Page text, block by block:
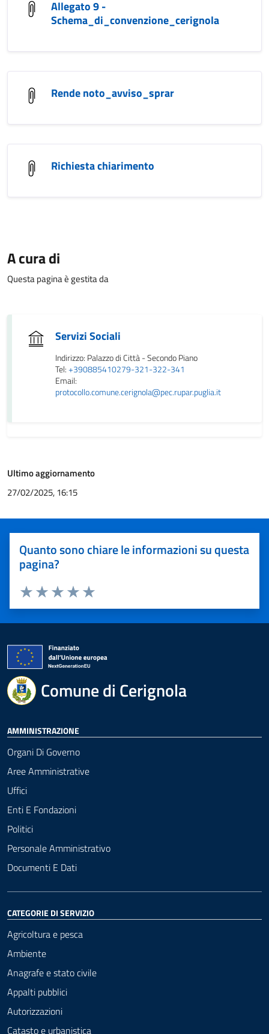
Allegato 9 -
Schema_di_convenzione_cerignola
Rende noto_avviso_sprar
Richiesta chiarimento
A cura di
Questa pagina è gestita da
Servizi Sociali
Indirizzo: Palazzo di Città - Secondo Piano
Tel:+390885410279-321-322-341
Email:
protocollo.comune.cerignola@pec.rupar.puglia.it
Ultimo aggiornamento
27/02/2025, 16:15
Quanto sono chiare le informazioni su questa
pagina?
Valuta 5 stelle su 5
Valuta 4 stelle su 5
Valuta 3 stelle su 5
Valuta 2 stelle su 5
Valuta 1 stelle su 5
Comune di Cerignola
AMMINISTRAZIONE
Organi Di Governo
Aree Amministrative
Uffici
Enti E Fondazioni
Politici
Personale Amministrativo
Documenti E Dati
CATEGORIE DI SERVIZIO
Agricoltura e pesca
Ambiente
Anagrafe e stato civile
Appalti pubblici
Autorizzazioni
Catasto e urbanistica